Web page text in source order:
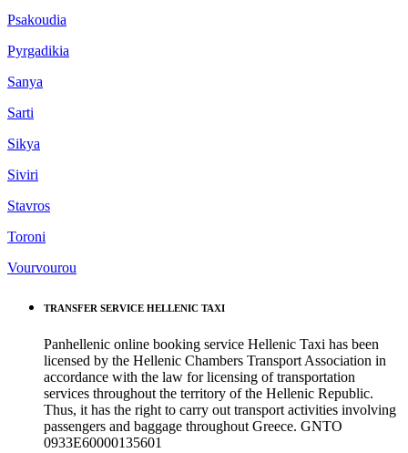
Psakoudia
Pyrgadikia
Sanya
Sarti
Sikya
Siviri
Stavros
Toroni
Vourvourou
TRANSFER SERVICE HELLENIC TAXI
Panhellenic online booking service Hellenic Taxi has been
licensed by the Hellenic Chambers Transport Association in
accordance with the law for licensing of transportation
services throughout the territory of the Hellenic Republic.
Thus, it has the right to carry out transport activities involving
passengers and baggage throughout Greece. GNTO
0933Ε60000135601